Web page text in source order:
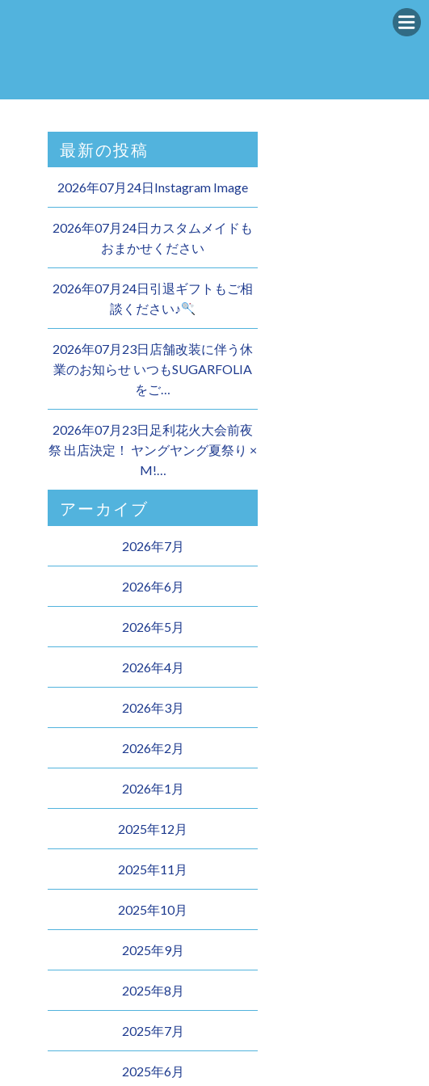
最新の投稿
2026年07月24日Instagram Image
2026年07月24日カスタムメイドも
おまかせください︎
2026年07月24日引退ギフトもご相
談ください♪
2026年07月23日店舗改装に伴う休
業のお知らせ いつもSUGARFOLIA
をご…
2026年07月23日足利花火大会前夜
祭 出店決定！ ヤングヤング夏祭り ×
M!…
アーカイブ
2026年7月
2026年6月
2026年5月
2026年4月
2026年3月
2026年2月
2026年1月
2025年12月
2025年11月
2025年10月
2025年9月
2025年8月
2025年7月
2025年6月